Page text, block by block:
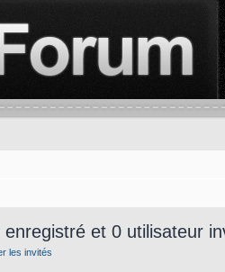
et 0 utilisateur
les invités